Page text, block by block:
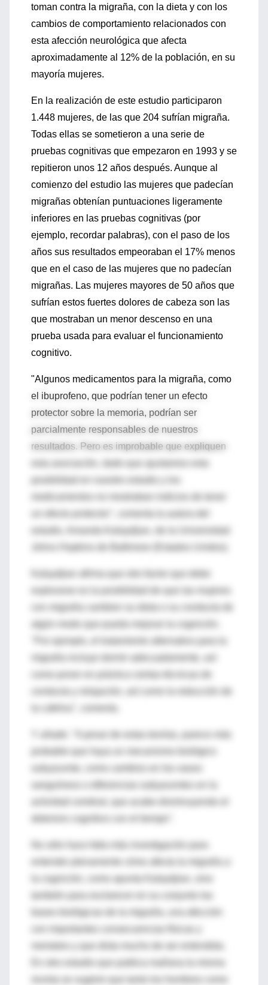
toman contra la migraña, con la dieta y con los
cambios de comportamiento relacionados con
esta afección neurológica que afecta
aproximadamente al 12% de la población, en su
mayoría mujeres.
En la realización de este estudio participaron
1.448 mujeres, de las que 204 sufrían migraña.
Todas ellas se sometieron a una serie de
pruebas cognitivas que empezaron en 1993 y se
repitieron unos 12 años después. Aunque al
comienzo del estudio las mujeres que padecían
migrañas obtenían puntuaciones ligeramente
inferiores en las pruebas cognitivas (por
ejemplo, recordar palabras), con el paso de los
años sus resultados empeoraban el 17% menos
que en el caso de las mujeres que no padecían
migrañas. Las mujeres mayores de 50 años que
sufrían estos fuertes dolores de cabeza son las
que mostraban un menor descenso en una
prueba usada para evaluar el funcionamiento
cognitivo.
"Algunos medicamentos para la migraña, como
el ibuprofeno, que podrían tener un efecto
protector sobre la memoria, podrían ser
parcialmente responsables de nuestros
resultados. Pero es improbable que expliquen
estudio, Amanda Kalaydjian, de la Universidad
Kalaydjian afirma que otro factor que debe
con migraña cambien su dieta o su conducta de
algún modo que pueda mejorar la cognición.
migraña incluye dormir adecuadamente, así
conducta y relajación, así como la reducción de
probable que haya un mecanismo biológico
sanguíneos o diferencias subyacentes en la
deterioro cognitivo con el tiempo".
No sólo hace falta más investigación para
entender plenamente cómo afecta la migraña a
la cognición, como apunta Kalaydjian, sino
bases biológicas de la migraña, una afección
con importantes consecuencias físicas y
revista se sugiere que tanto los hombres como